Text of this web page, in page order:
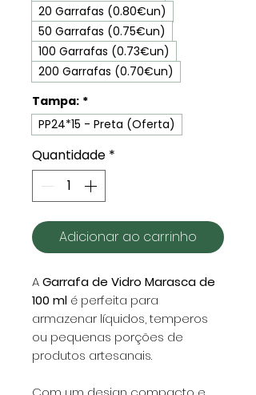
20 Garrafas (0.80€un)
50 Garrafas (0.75€un)
100 Garrafas (0.73€un)
200 Garrafas (0.70€un)
Tampa: *
PP24*15 - Preta (Oferta)
Quantidade *
Adicionar ao carrinho
AGarrafa de Vidro Marasca de
100 ml é perfeita para
armazenar líquidos, temperos
ou pequenas porções de
produtos artesanais.